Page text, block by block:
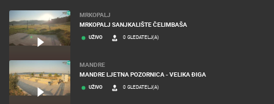
MRKOPALJ
MRKOPALJ SANJKALIŠTE ČELIMBAŠA
UŽIVO 0 GLEDATELJ(A)
MANDRE
MANDRE LJETNA POZORNICA - VELIKA ĐIGA
UŽIVO 0 GLEDATELJ(A)